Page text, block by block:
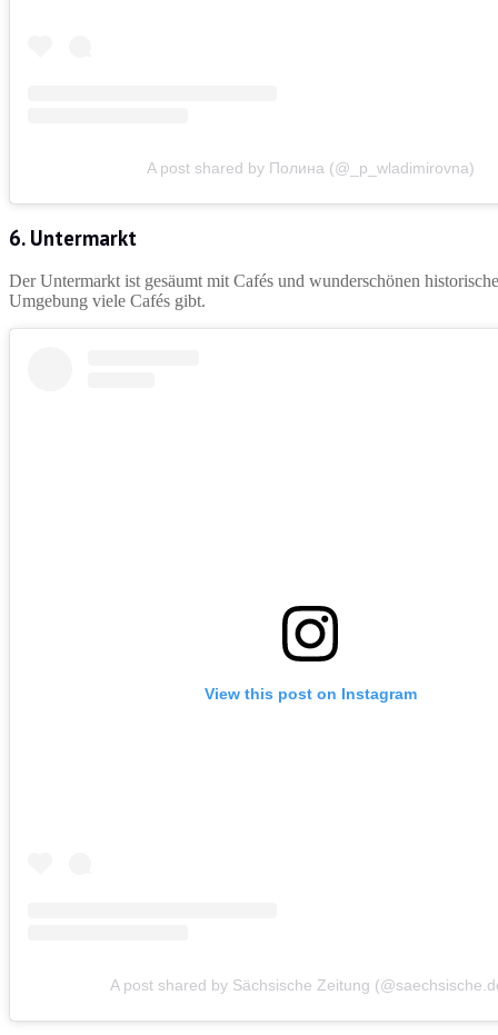
A post shared by Полина (@_p_wladimirovna)
6. Untermarkt
Der Untermarkt ist gesäumt mit Cafés und wunderschönen
Umgebung viele Cafés gibt.
View this post on Instagram
A post shared by Sächsische Zeitung